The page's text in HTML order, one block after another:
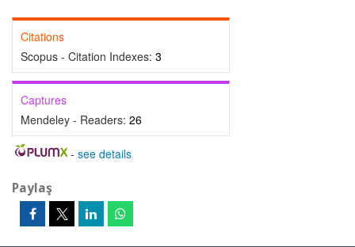
Citations
Scopus - Citation Indexes: 3
Captures
Mendeley - Readers: 26
- see details
Paylaş